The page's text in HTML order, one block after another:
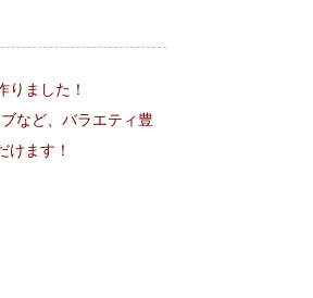
ました！
など、バラエティ豊
けます！